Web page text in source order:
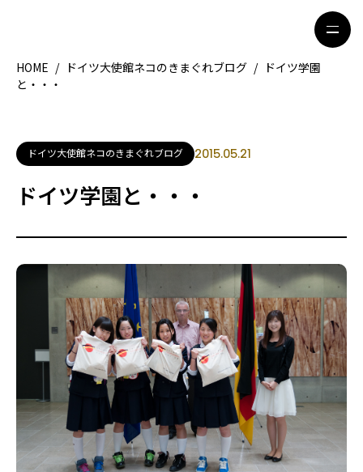
地域別ガイド
グルメ
観光ガイド
著者一覧
ライター募集
HOME / ドイツ大使館ネコのきまぐれブログ / ドイツ学園
と・・・
ドイツ大使館ネコのきまぐれブログ 2015.05.21
ドイツ学園と・・・